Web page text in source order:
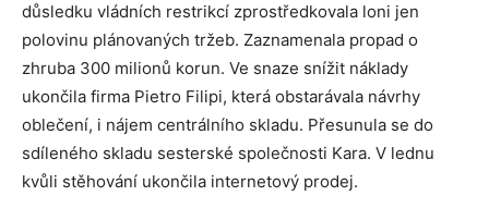
důsledku vládních restrikcí zprostředkovala loni jen
polovinu plánovaných tržeb. Zaznamenala propad o
zhruba 300 milionů korun. Ve snaze snížit náklady
ukončila firma Pietro Filipi, která obstarávala návrhy
oblečení, i nájem centrálního skladu. Přesunula se do
sdíleného skladu sesterské společnosti Kara. V lednu
kvůli stěhování ukončila internetový prodej.